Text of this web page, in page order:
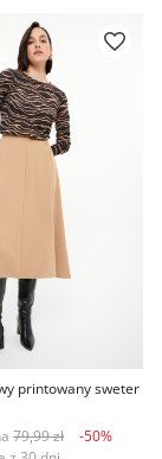
printowany sweter
79,99 zł
-50%